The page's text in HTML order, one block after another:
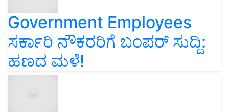
Government Employees
ಸರ್ಕಾರಿ ನೌಕರರಿಗೆ ಬಂಪರ್‌ ಸುದ್ದಿ:
ಹಣದ ಮಳೆ!